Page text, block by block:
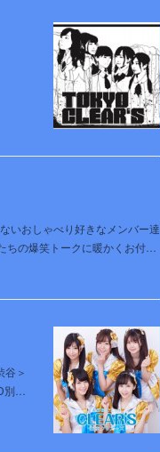
いおしゃべり好きなメンバー達
ちの爆笑トークに暖かくお付…
＞
別…